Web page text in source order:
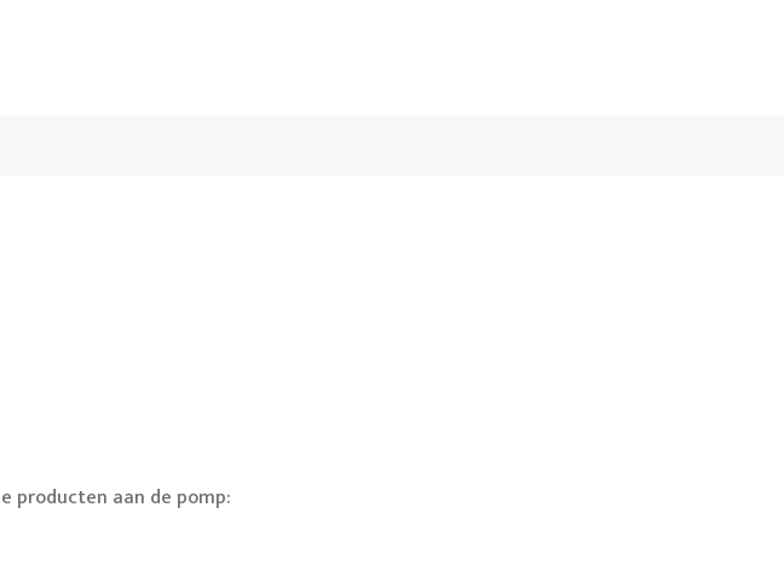
producten aan de pomp: